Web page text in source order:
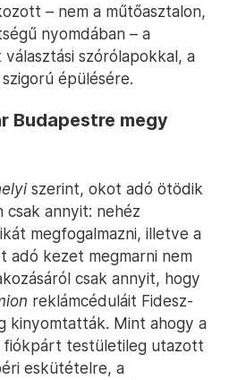
– nem a műtőasztalon,
nyomdában – a
szórólapokkal, a
épülésére.
Budapestre megy
szerint, okot adó ötödik
annyit: nehéz
megfogalmazni, illetve a
adó kezet megmarni nem
csak annyit, hogy
reklámcéduláit Fidesz-
kinyomtatták. Mint ahogy a
fiókpárt testületileg utazott
eskütételre, a